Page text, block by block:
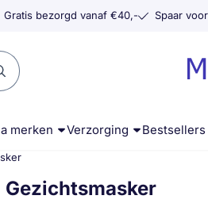
Gratis bezorgd vanaf €40,- Spaar
merken Verzorging Bestsellers
Gezichtsmasker